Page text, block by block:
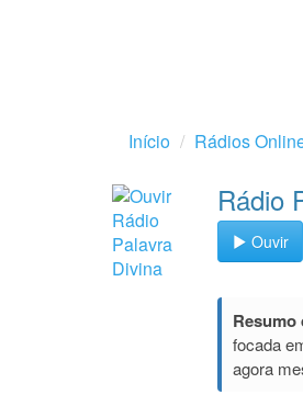
Início Rádios
Rádio
Ouvir
Resumo
focada
agora